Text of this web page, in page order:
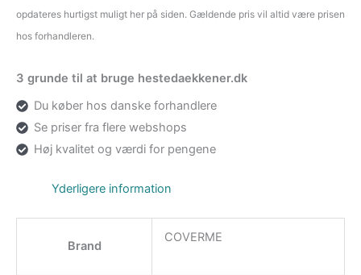
opdateres hurtigst muligt her på siden. Gældende pris vil altid være prisen
hos forhandleren.
3 grunde til at bruge hestedaekkener.dk
Du køber hos danske forhandlere
Se priser fra flere webshops
Høj kvalitet og værdi for pengene
Yderligere information
Brand
COVERME